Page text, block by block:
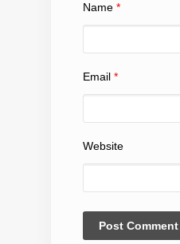
Name *
Email *
Website